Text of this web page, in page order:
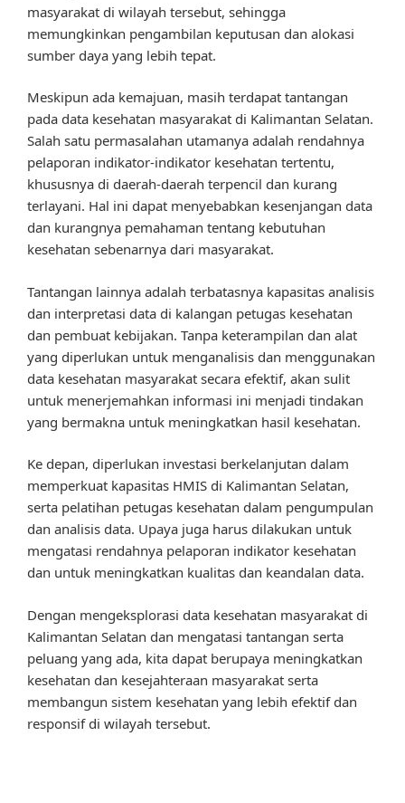
masyarakat di wilayah tersebut, sehingga
memungkinkan pengambilan keputusan dan alokasi
sumber daya yang lebih tepat.
Meskipun ada kemajuan, masih terdapat tantangan
pada data kesehatan masyarakat di Kalimantan Selatan.
Salah satu permasalahan utamanya adalah rendahnya
pelaporan indikator-indikator kesehatan tertentu,
khususnya di daerah-daerah terpencil dan kurang
terlayani. Hal ini dapat menyebabkan kesenjangan data
dan kurangnya pemahaman tentang kebutuhan
kesehatan sebenarnya dari masyarakat.
Tantangan lainnya adalah terbatasnya kapasitas analisis
dan interpretasi data di kalangan petugas kesehatan
dan pembuat kebijakan. Tanpa keterampilan dan alat
yang diperlukan untuk menganalisis dan menggunakan
data kesehatan masyarakat secara efektif, akan sulit
untuk menerjemahkan informasi ini menjadi tindakan
yang bermakna untuk meningkatkan hasil kesehatan.
Ke depan, diperlukan investasi berkelanjutan dalam
memperkuat kapasitas HMIS di Kalimantan Selatan,
serta pelatihan petugas kesehatan dalam pengumpulan
dan analisis data. Upaya juga harus dilakukan untuk
mengatasi rendahnya pelaporan indikator kesehatan
dan untuk meningkatkan kualitas dan keandalan data.
Dengan mengeksplorasi data kesehatan masyarakat di
Kalimantan Selatan dan mengatasi tantangan serta
peluang yang ada, kita dapat berupaya meningkatkan
kesehatan dan kesejahteraan masyarakat serta
membangun sistem kesehatan yang lebih efektif dan
responsif di wilayah tersebut.